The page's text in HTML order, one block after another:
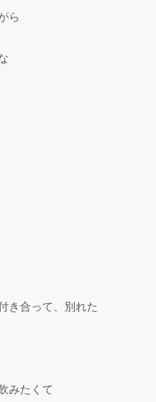
ら
き合って、別れた
みたくて